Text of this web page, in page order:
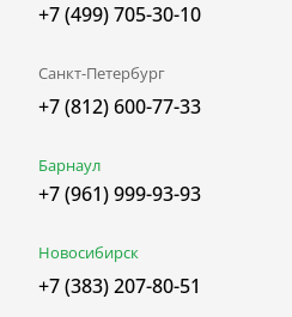
+7 (499) 705-30-10
Санкт-Петербург
+7 (812) 600-77-33
Барнаул
+7 (961) 999-93-93
Новосибирск
+7 (383) 207-80-51